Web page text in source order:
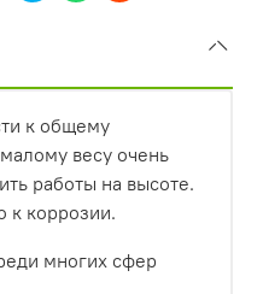
к общему
весу очень
работы на высоте.
к коррозии.
многих сфер